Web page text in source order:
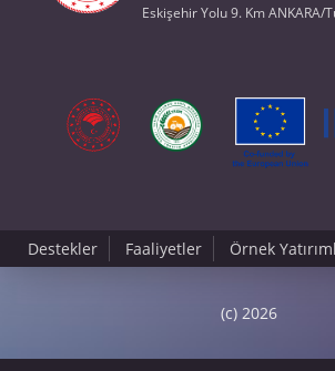
Eskişehir Yolu 9. Km ANKARA/
Destekler Faaliyetler Örnek
(c) 2026